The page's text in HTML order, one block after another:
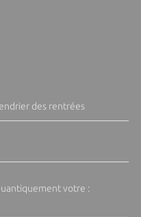
des rentrées
votre :